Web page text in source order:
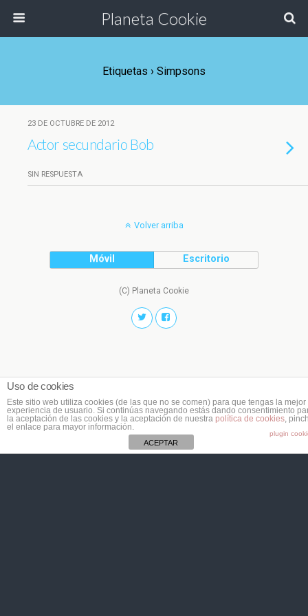
Planeta Cookie
Etiquetas › Simpsons
23 DE OCTUBRE DE 2012
Actor secundario Bob
SIN RESPUESTA
Volver arriba
Móvil Escritorio
(C) Planeta Cookie
Uso de cookies
Este sitio web utiliza cookies (de las que no se comen) para que tengas la mejor
experiencia de usuario. Si continúas navegando estás dando consentimiento
la aceptación de las cookies y la aceptación de nuestra política de cookies,
el enlace para mayor información.
plugin
ACEPTAR